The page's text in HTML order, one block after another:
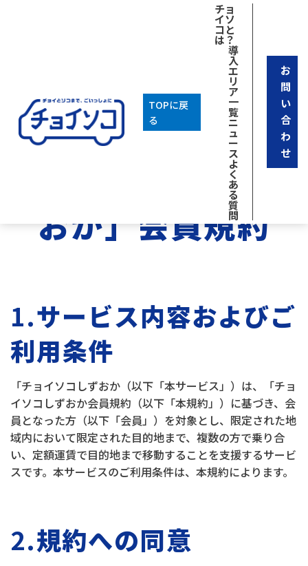
TOPに戻
る
チョ
イソ
コと
は？
導
入
エ
リ
ア
一
覧
ニ
ュ
ー
ス
よ
く
あ
る
質
問
お
問
い
合
わ
せ
一時利用規約はこちら ↓
「チョイソコしず
おか」会員規約
1.サービス内容およびご
利用条件
「チョイソコしずおか（以下「本サービス」）は、「チョ
イソコしずおか会員規約（以下「本規約」）に基づき、会
員となった方（以下「会員」）を対象とし、限定された地
域内において限定された目的地まで、複数の方で乗り合
い、定額運賃で目的地まで移動することを支援するサービ
スです。本サービスのご利用条件は、本規約によります。
2.規約への同意